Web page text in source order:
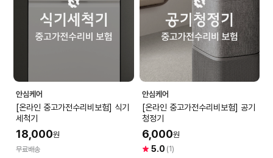
안심케어
[온라인 중고가전수리비보험] 식기
세척기
18,000원
무료배송
안심케어
[온라인 중고가전수리비보험] 공기
청정기
6,000원
5.0 (1)